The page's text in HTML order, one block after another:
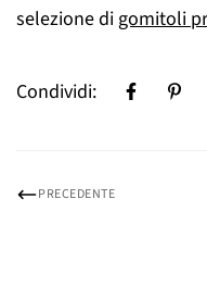
selezione di gomitoli
Condividi:
PRECEDENTE